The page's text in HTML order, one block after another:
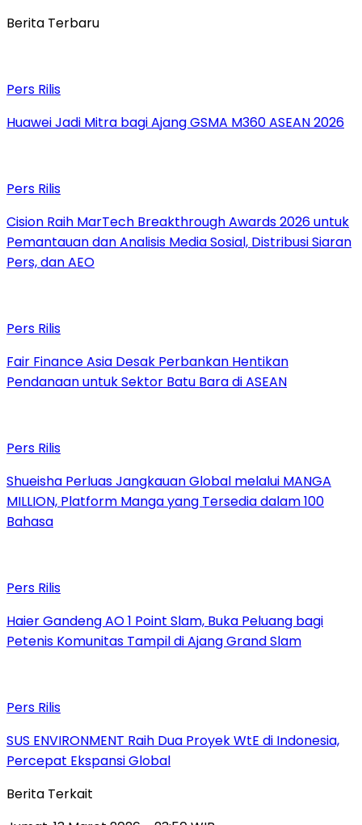
Berita Terbaru
Pers Rilis
Huawei Jadi Mitra bagi Ajang GSMA M360 ASEAN 2026
Pers Rilis
Cision Raih MarTech Breakthrough Awards 2026 untuk
Pemantauan dan Analisis Media Sosial, Distribusi Siaran
Pers, dan AEO
Pers Rilis
Fair Finance Asia Desak Perbankan Hentikan
Pendanaan untuk Sektor Batu Bara di ASEAN
Pers Rilis
Shueisha Perluas Jangkauan Global melalui MANGA
MILLION, Platform Manga yang Tersedia dalam 100
Bahasa
Pers Rilis
Haier Gandeng AO 1 Point Slam, Buka Peluang bagi
Petenis Komunitas Tampil di Ajang Grand Slam
Pers Rilis
SUS ENVIRONMENT Raih Dua Proyek WtE di Indonesia,
Percepat Ekspansi Global
Berita Terkait